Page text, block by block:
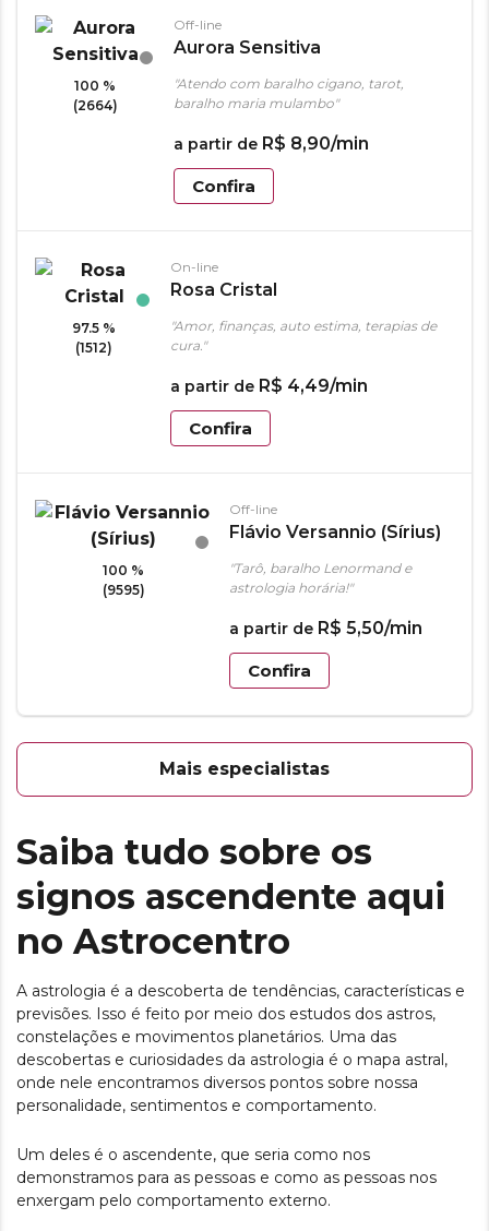
100 %
(2664)
Off-line
Aurora Sensitiva
"Atendo com baralho cigano, tarot,
baralho maria mulambo"
a partir de R$ 8,90/min
Confira
97.5 %
(1512)
On-line
Rosa Cristal
"Amor, finanças, auto estima, terapias de
cura."
a partir de R$ 4,49/min
Confira
100 %
(9595)
Off-line
Flávio Versannio (Sírius)
"Tarô, baralho Lenormand e
astrologia horária!"
a partir de R$ 5,50/min
Confira
Mais especialistas
Saiba tudo sobre os
signos ascendente aqui
no Astrocentro
A astrologia é a descoberta de tendências, características e
previsões. Isso é feito por meio dos estudos dos astros,
constelações e movimentos planetários. Uma das
descobertas e curiosidades da astrologia é o mapa astral,
onde nele encontramos diversos pontos sobre nossa
personalidade, sentimentos e comportamento.
Um deles é o ascendente, que seria como nos
demonstramos para as pessoas e como as pessoas nos
enxergam pelo comportamento externo.